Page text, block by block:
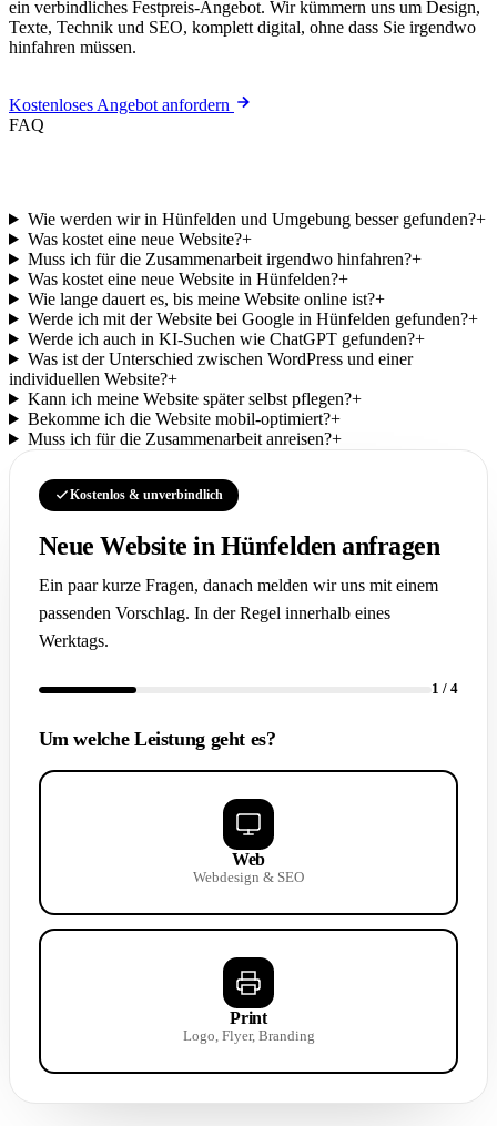
ein verbindliches Festpreis-Angebot. Wir kümmern uns um Design,
Texte, Technik und SEO, komplett digital, ohne dass Sie irgendwo
hinfahren müssen.
Kostenloses Angebot anfordern
FAQ
Wie werden wir in Hünfelden und Umgebung besser gefunden?+
Was kostet eine neue Website?+
Muss ich für die Zusammenarbeit irgendwo hinfahren?+
Was kostet eine neue Website in Hünfelden?+
Wie lange dauert es, bis meine Website online ist?+
Werde ich mit der Website bei Google in Hünfelden gefunden?+
Werde ich auch in KI-Suchen wie ChatGPT gefunden?+
Was ist der Unterschied zwischen WordPress und einer
individuellen Website?+
Kann ich meine Website später selbst pflegen?+
Bekomme ich die Website mobil-optimiert?+
Muss ich für die Zusammenarbeit anreisen?+
Kostenlos & unverbindlich
Neue Website in Hünfelden anfragen
Ein paar kurze Fragen, danach melden wir uns mit einem
passenden Vorschlag. In der Regel innerhalb eines
Werktags.
1 / 4
Um welche Leistung geht es?
Web
Webdesign & SEO
Print
Logo, Flyer, Branding